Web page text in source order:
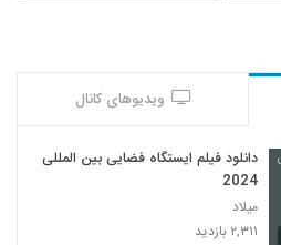
ویدیوهای کانال
دانلود فیلم ایستگاه فضایی بین المللی
2024
میلاد
۲,۳۱۱ بازدید